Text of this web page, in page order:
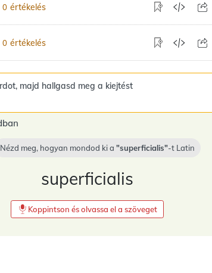
0 értékelés
0 értékelés
majd hallgasd meg a kiejtést
Nézd meg, hogyan mondod ki a superficialis -t Latin
superficialis
Koppintson és olvassa el a szöveget